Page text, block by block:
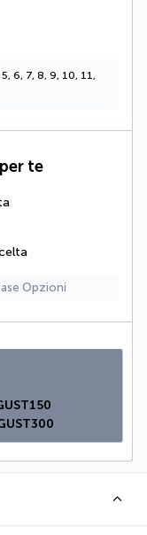
6, 7, 8, 9, 10, 11,
te
Opzioni